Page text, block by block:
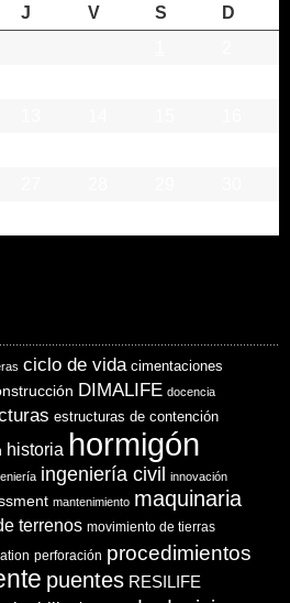
J V S
D
ciclo de vida cimentaciones
DIMALIFE docencia
estructuras de contención
historia hormigón
ingeniería civil innovación
mantenimiento maquinaria
terrenos movimiento de tierras
perforación procedimientos
puentes RESILIFE